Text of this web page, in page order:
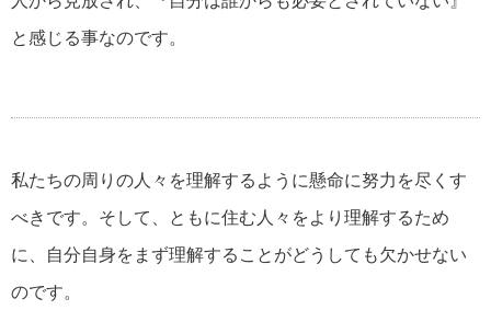
美輪明宏の名言・格言
アインシュタインの名言・格言
と感じる事なのです。
私たちの周りの人々を理解するように懸命に努力を尽くす
べきです。そして、ともに住む人々をより理解するため
に、自分自身をまず理解することがどうしても欠かせない
のです。